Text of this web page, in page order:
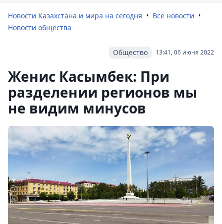
Новости Казахстана и мира на сегодня
Все новости
Новости общества
13:41, 06 июня 2022
Общество
Женис Касымбек: При
разделении регионов мы
не видим минусов